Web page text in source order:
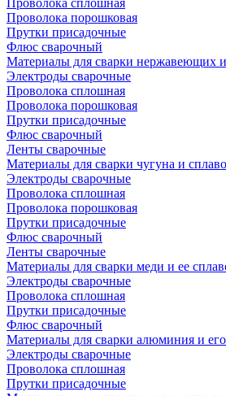
Проволока сплошная
Проволока порошковая
Прутки присадочные
Флюс сварочный
Материалы для сварки нержавеющих
Электроды сварочные
Проволока сплошная
Проволока порошковая
Прутки присадочные
Флюс сварочный
Ленты сварочные
Материалы для сварки чугуна и
Электроды сварочные
Проволока сплошная
Проволока порошковая
Прутки присадочные
Флюс сварочный
Ленты сварочные
Материалы для сварки меди и ее
Электроды сварочные
Проволока сплошная
Прутки присадочные
Флюс сварочный
Материалы для сварки алюминия и
Электроды сварочные
Проволока сплошная
Прутки присадочные